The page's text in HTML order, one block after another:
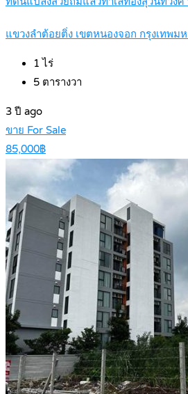
แขวงลำต้อยติ่ง เขตหนองจอก กรุงเทพม
1 ไร่
5 ตารางวา
3 ปี ago
ขาย For Sale
85,000฿